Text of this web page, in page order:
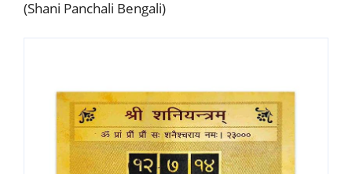
(Shani Panchali Bengali)